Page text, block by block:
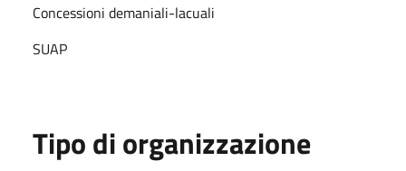
Concessioni demaniali-lacuali
SUAP
Tipo di organizzazione